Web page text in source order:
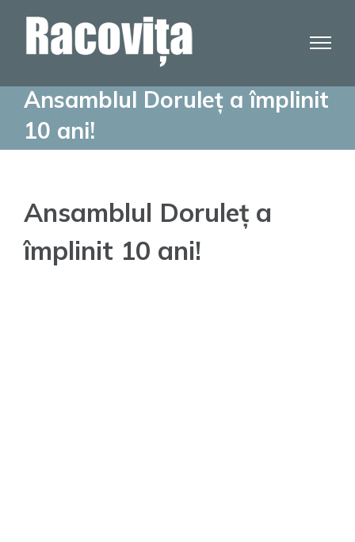
Ansamblul Doruleț a împlinit
10 ani!
Ansamblul Doruleț a
împlinit 10 ani!